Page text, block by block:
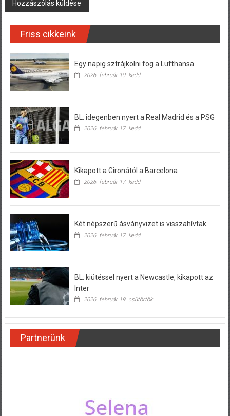
Friss cikkeink
Egy napig sztrájkolni fog a Lufthansa
2026. február 10. kedd
BL: idegenben nyert a Real Madrid és a PSG
2026. február 17. kedd
Kikapott a Gironától a Barcelona
2026. február 17. kedd
Két népszerű ásványvizet is visszahívtak
2026. február 17. kedd
BL: kiütéssel nyert a Newcastle, kikapott az
Inter
2026. február 19. csütörtök
Partnerünk